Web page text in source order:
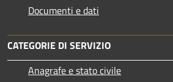
Documenti e dati
CATEGORIE DI SERVIZIO
Anagrafe e stato civile